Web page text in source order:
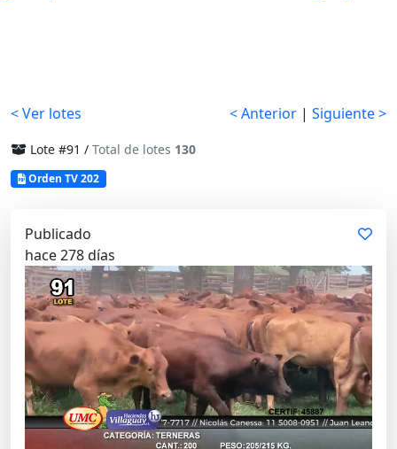
< Ver lotes < Anterior | Siguiente >
Lote #91 / Total de lotes 130
Orden TV 202
Publicado
hace 278 días